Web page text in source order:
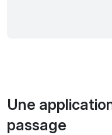
Une
passage